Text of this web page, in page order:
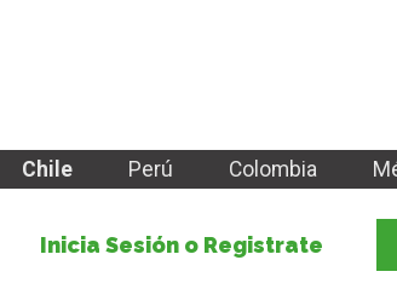
Chile Perú Colombia
Inicia Sesión o Registrate